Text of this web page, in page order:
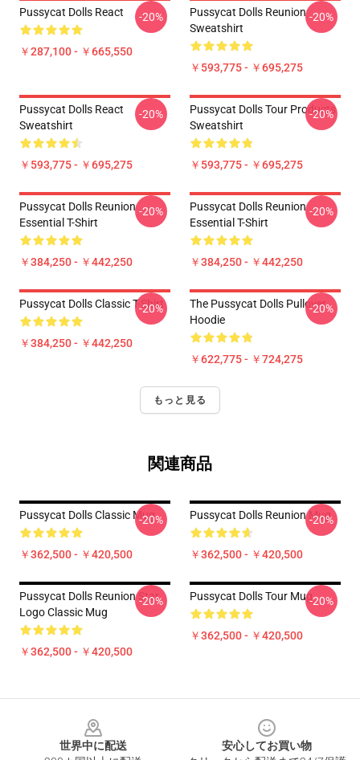
Pussycat Dolls React
￥287,100 - ￥665,550
-20%
Pussycat Dolls Reunion
Sweatshirt
￥593,775 - ￥695,275
-20%
Pussycat Dolls React
Sweatshirt
￥593,775 - ￥695,275
-20%
Pussycat Dolls Tour Products
Sweatshirt
￥593,775 - ￥695,275
-20%
Pussycat Dolls Reunion
Essential T-Shirt
￥384,250 - ￥442,250
-20%
Pussycat Dolls Reunion
Essential T-Shirt
￥384,250 - ￥442,250
-20%
Pussycat Dolls Classic T-Shirt
￥384,250 - ￥442,250
-20%
The Pussycat Dolls Pullover
Hoodie
￥622,775 - ￥724,275
-20%
もっと見る
関連商品
Pussycat Dolls Classic Mug
￥362,500 - ￥420,500
-20% Pussycat Dolls Reunion Mug
￥362,500 - ￥420,500
-20%
Pussycat Dolls Reunion Star
Logo Classic Mug
￥362,500 - ￥420,500
-20% Pussycat Dolls Tour Mug
￥362,500 - ￥420,500
-20%
世界中に配送
安心してお買い物